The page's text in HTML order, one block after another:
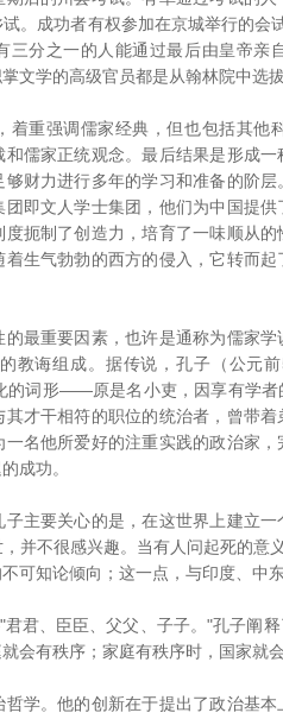
。成功者有权参加在京城举行的
三分之一的人能通过最后由皇帝亲
学的高级官员都是从翰林院中选拔
重强调儒家经典，但也包括其他
儒家正统观念。最后结果是形成
财力进行多年的学习和准备的阶
即文人学士集团，他们为中国提
扼制了创造力，培育了一味顺从
生气勃勃的西方的侵入，它转而
重要因素，也许是通称为儒家学
教诲组成。据传说，孔子（公元
的词形――原是名小吏，因享有学者
才干相符的职位的统治者，曾带
名他所爱好的注重实践的政治家
成功。
要关心的是，在这世界上建立一
并不很感兴趣。当有人问起死的意
可知论倾向；这一点，与印度、中
臣臣、父父、子子。"孔子阐释
会有秩序；家庭有秩序时，国家就
。他的创新在于提出了政治基本